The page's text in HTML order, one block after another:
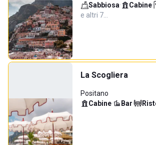
Sabbiosa· Cabine·
e altri 7…
La Scogliera
Positano
Cabine· Bar·